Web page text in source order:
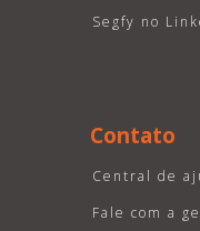
Segfy no
Contato
Central de
Fale com a